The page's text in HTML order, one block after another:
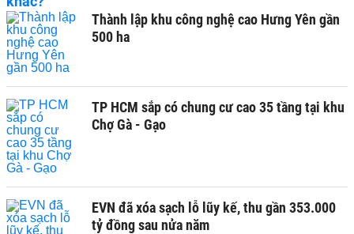
Thành lập khu công nghệ cao Hưng Yên gần
500 ha
TP HCM sắp có chung cư cao 35 tầng tại khu
Chợ Gà - Gạo
EVN đã xóa sạch lỗ lũy kế, thu gần 353.000
tỷ đồng sau nửa năm